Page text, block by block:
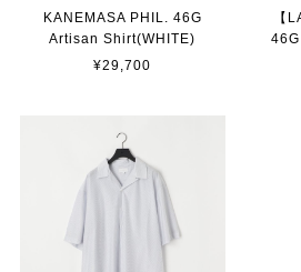
KANEMASA PHIL. 46G
Artisan Shirt(WHITE)
¥29,700
【